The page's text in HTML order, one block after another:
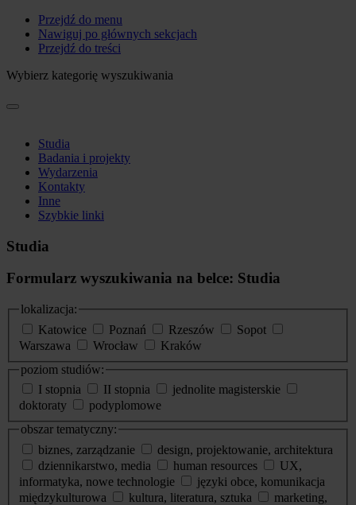
Przejdź do menu
Nawiguj po głównych sekcjach
Przejdź do treści
Wybierz kategorię wyszukiwania
Studia
Badania i projekty
Wydarzenia
Kontakty
Inne
Szybkie linki
Studia
Formularz wyszukiwania na belce: Studia
lokalizacja:
Katowice
Poznań Rzeszów
Sopot
Warszawa
Wrocław
Kraków
poziom studiów:
I stopnia
II stopnia
jednolite magisterskie
doktoraty
podyplomowe
obszar tematyczny:
biznes, zarządzanie
design, projektowanie, architektura
dziennikarstwo, media
human resources
UX,
informatyka, nowe technologie
języki obce, komunikacja
międzykulturowa
kultura, literatura, sztuka
marketing,